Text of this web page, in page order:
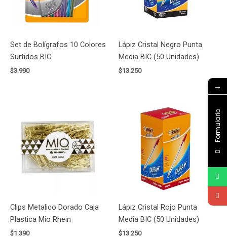
Set de Bolígrafos 10 Colores
Surtidos BIC
$3.990
Lápiz Cristal Negro Punta
Media BIC (50 Unidades)
$13.250
Clips Metalico Dorado Caja
Plastica Mio Rhein
$1.390
Lápiz Cristal Rojo Punta
Media BIC (50 Unidades)
$13.250
→
Formulario